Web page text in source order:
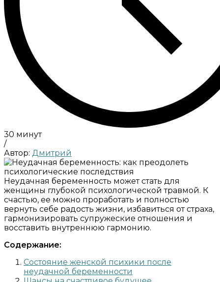
30 минут
/
Автор: Дмитрий
Неудачная беременность может стать для
женщины глубокой психологической травмой. К
счастью, ее можно проработать и полностью
вернуть себе радость жизни, избавиться от страха,
гармонизировать супружеские отношения и
восставить внутреннюю гармонию.
Содержание:
Состояние женской психики после
неудачной беременности